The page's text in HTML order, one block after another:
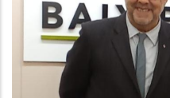
El President
Del Baix